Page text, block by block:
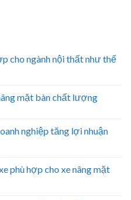
cho ngành nội thất như thế
mặt bàn chất lượng
nghiệp tăng lợi nhuận
phù hợp cho xe nâng mặt